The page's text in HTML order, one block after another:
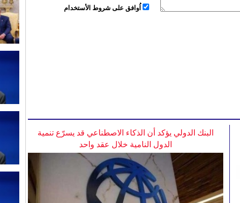
اُوافق على شروط الأستخدام
البنك الدولي يؤكد أن الذكاء الاصطناعي قد يسرّع تنمية
الدول النامية خلال عقد واحد